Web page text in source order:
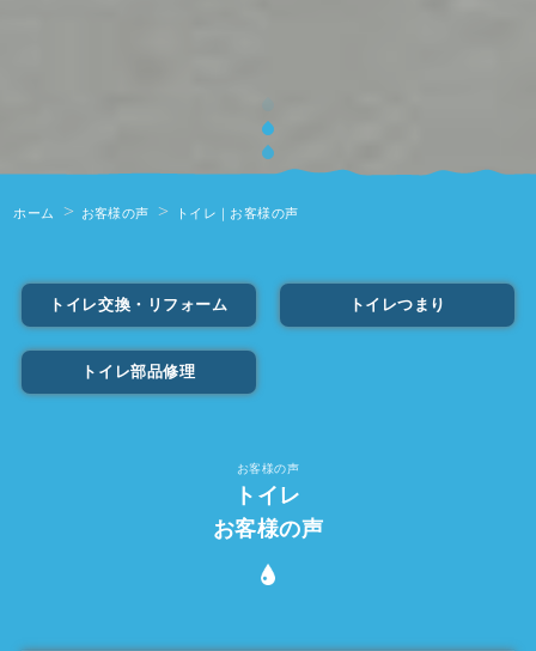
ホーム お客様の声 トイレ｜お客様の声
トイレ交換・リフォーム トイレつまり
トイレ部品修理
お客様の声
トイレ
お客様の声